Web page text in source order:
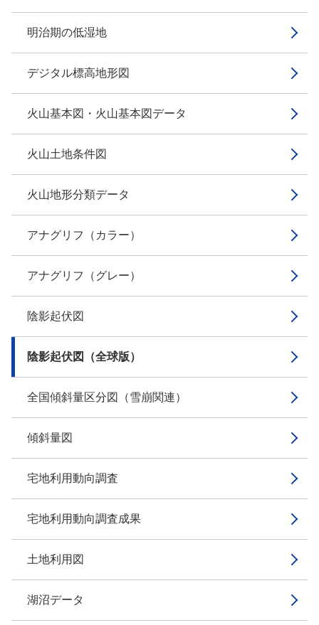
明治期の低湿地
デジタル標高地形図
火山基本図・火山基本図データ
火山土地条件図
火山地形分類データ
アナグリフ（カラー）
アナグリフ（グレー）
陰影起伏図
陰影起伏図（全球版）
全国傾斜量区分図（雪崩関連）
傾斜量図
宅地利用動向調査
宅地利用動向調査成果
土地利用図
湖沼データ